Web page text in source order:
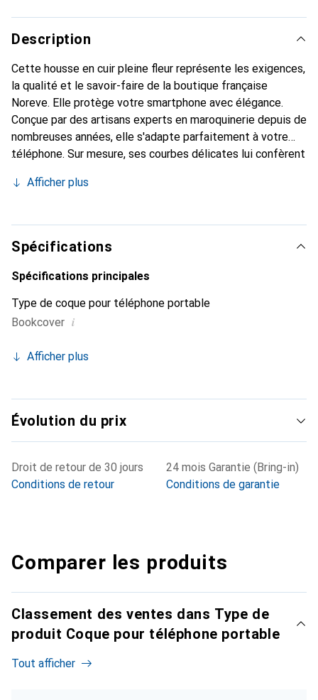
Description
Cette housse en cuir pleine fleur représente les exigences,
la qualité et le savoir-faire de la boutique française
Noreve. Elle protège votre smartphone avec élégance.
Conçue par des artisans experts en maroquinerie depuis de
nombreuses années, elle s'adapte parfaitement à votre
téléphone. Sur mesure, ses courbes délicates lui confèrent
et indispensable de votre smartphone. Reconnaître à
marque Noreve est un choix sûr pour une clientèle
exigeante.
Afficher plus
Spécifications
Spécifications principales
Type de coque pour téléphone portable
Bookcover i
Afficher plus
Évolution du prix
Droit de retour de 30 jours
Conditions de retour
24 mois Garantie (Bring-in)
Conditions de garantie
Comparer les produits
Classement des ventes dans Type de
produit Coque pour téléphone portable
Tout afficher